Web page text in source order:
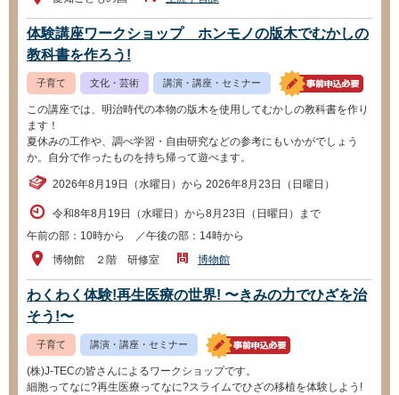
体験講座ワークショップ ホンモノの版木でむかしの
教科書を作ろう!
子育て 文化・芸術 講演・講座・セミナー
この講座では、明治時代の本物の版木を使用してむかしの教科書を作り
ます！
夏休みの工作や、調べ学習・自由研究などの参考にもいかがでしょう
か。自分で作ったものを持ち帰って遊べます。
2026年8月19日（水曜日）から 2026年8月23日（日曜日）
令和8年8月19日（水曜日）から8月23日（日曜日）まで
午前の部：10時から ／午後の部：14時から
博物館 ２階 研修室
博物館
わくわく体験!再生医療の世界! 〜きみの力でひざを治
そう!〜
子育て 講演・講座・セミナー
(株)J-TECの皆さんによるワークショップです。
細胞ってなに?再生医療ってなに?スライムでひざの移植を体験しよう!